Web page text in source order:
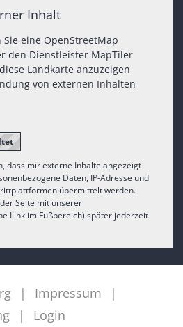
Inhalt
eine OpenStreetMap
den Dienstleister MapTiler
Landkarte anzuzeigen
von externen Inhalten
dass mir externe Inhalte angezeigt
Daten, IP-Adresse und
übermittelt werden.
Seite mit unserer
Link im Fußbereich) später jederzeit
Impressum
Login